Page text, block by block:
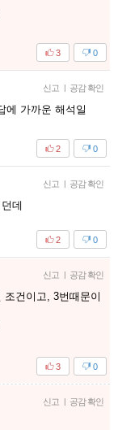
0
3
신고 | 공감 확인
에 가까운 해석일
0
2
신고 | 공감 확인
데
0
2
신고 | 공감 확인
건이고, 3번때문이
0
3
신고 | 공감 확인